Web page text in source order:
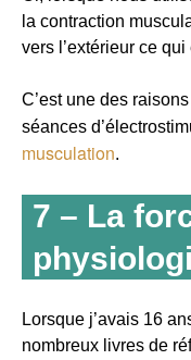
la contraction
vers l’extérieur ce
C’est une des
séances
musculation.
7 – La
Lorsque j’avais 16
nombreux livres de